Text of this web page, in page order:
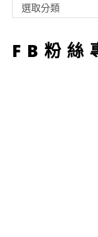
型
選取分類
FB粉絲